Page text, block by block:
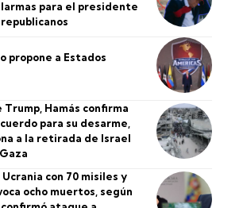
para el presidente
republicanos
propone a Estados
Trump, Hamás confirma
para su desarme,
a la retirada de Israel
con 70 misiles y
ocho muertos, según